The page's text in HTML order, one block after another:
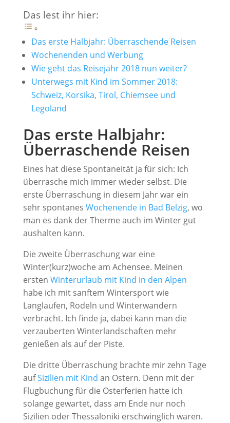
Das lest ihr hier:
Das erste Halbjahr: Überraschende Reisen
Wochenenden und Werbung
Wie geht das Reisejahr 2018 nun weiter?
Unterwegs mit Kind im Sommer 2018:
Schweiz, Korsika, Tirol, Chiemsee und
Legoland
Das erste Halbjahr:
Überraschende Reisen
Eines hat diese Spontaneität ja für sich: Ich
überrasche mich immer wieder selbst. Die
erste Überraschung in diesem Jahr war ein
sehr spontanes Wochenende in Bad Belzig, wo
man es dank der Therme auch im Winter gut
aushalten kann.
Die zweite Überraschung war eine
Winter(kurz)woche am Achensee. Meinen
ersten Winterurlaub mit Kind in den Alpen
habe ich mit sanftem Wintersport wie
Langlaufen, Rodeln und Winterwandern
verbracht. Ich finde ja, dabei kann man die
verzauberten Winterlandschaften mehr
genießen als auf der Piste.
Die dritte Überraschung brachte mir zehn Tage
aufSizilien mit Kind an Ostern. Denn mit der
Flugbuchung für die Osterferien hatte ich
solange gewartet, dass am Ende nur noch
Sizilien oder Thessaloniki erschwinglich waren.